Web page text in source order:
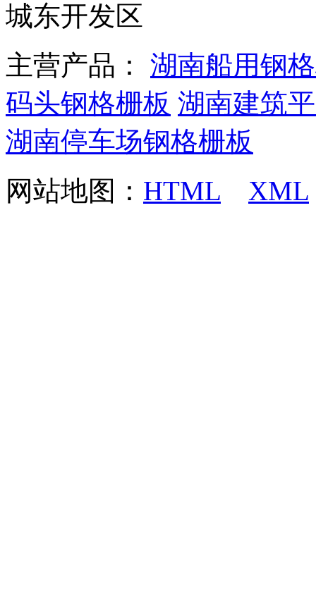
城东开发区
主营产品： 湖南船用钢
码头钢格栅板 湖南建筑
湖南停车场钢格栅板
网站地图： HTML XML